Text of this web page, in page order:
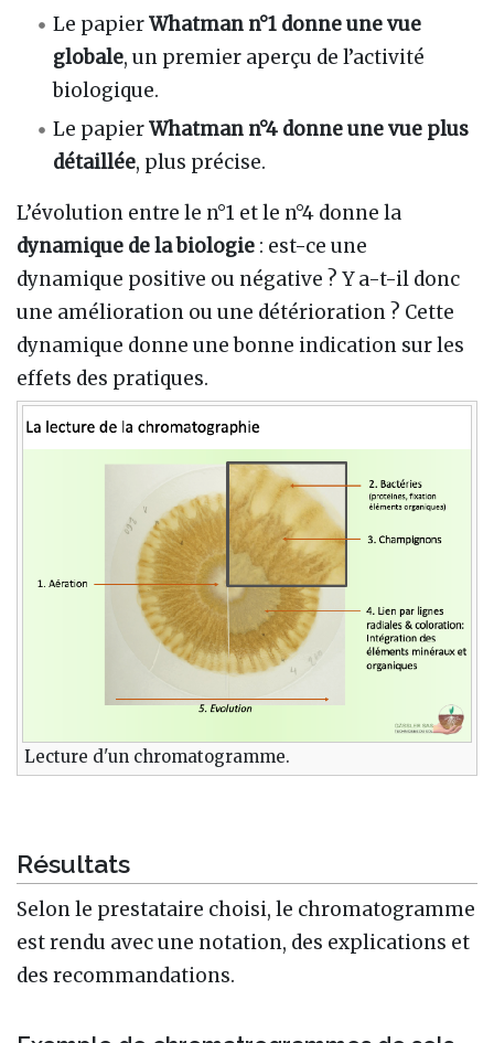
Le papierWhatman n°1 donne une vue
globale, un premier aperçu de l’activité
biologique.
Le papierWhatman n°4 donne une vue plus
détaillée, plus précise.
L’évolution entre le n°1 et le n°4 donne la
dynamique de la biologie : est-ce une
dynamique positive ou négative ? Y a-t-il donc
une amélioration ou une détérioration ? Cette
dynamique donne une bonne indication sur les
effets des pratiques.
Lecture d'un chromatogramme.
Résultats
Selon le prestataire choisi, le chromatogramme
est rendu avec une notation, des explications et
des recommandations.